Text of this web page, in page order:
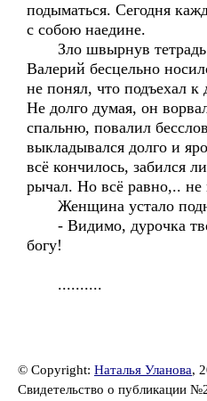
подыматься. Сегодня
с собою наедине.
Зло швырнув тетрадь
Валерий бесцельно
не понял, что подъехал
Не долго думая, он
спальню, повалил
выкладывался долго и
всё кончилось, забился
рычал. Но всё равно,.. не
Женщина устало
- Видимо, дурочка
богу!
..........
© Copyright: Наталья Уланова,
Свидетельство о публикации